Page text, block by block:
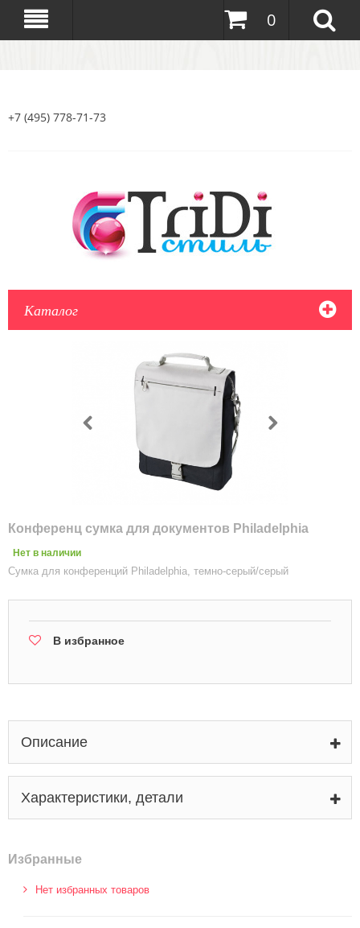
0
+7 (495) 778-71-73
Каталог
Конференц сумка для документов Philadelphia
Нет в наличии
Сумка для конференций Philadelphia, темно-серый/серый
В избранное
Описание
Характеристики, детали
Избранные
Нет избранных товаров